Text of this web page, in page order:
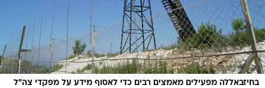
בחיזבאללה מפעילים מאמצים רבים כדי לאסוף מידע על מפקדי צה"ל